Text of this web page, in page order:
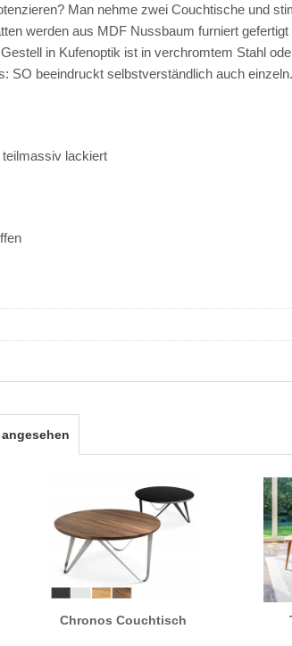
Man nehme zwei Couchtische und
werden aus MDF Nussbaum furniert
in Kufenoptik ist in verchromtem Stahl
SO beeindruckt selbstverständlich auch einzeln.
lackiert
Chronos Couchtisch